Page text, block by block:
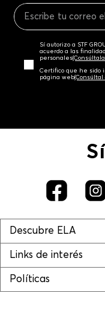
Sí autorizo a STF
acuerdo a las
personales‎
Certifico que he sido
página web‎
Descubre ELA
Links de interés
Políticas